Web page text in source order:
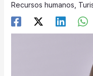
Recursos humanos